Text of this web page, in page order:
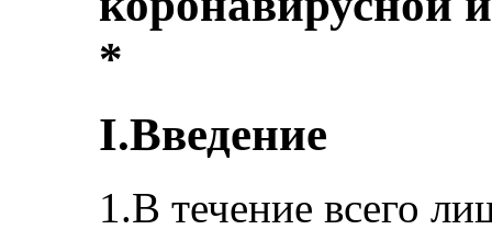
*
I.Введение
1.В течение всего